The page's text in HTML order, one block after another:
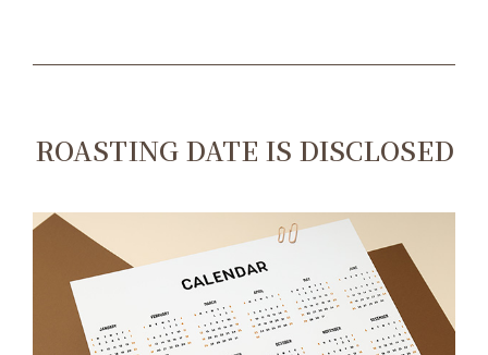
ROASTING DATE IS DISCLOSED